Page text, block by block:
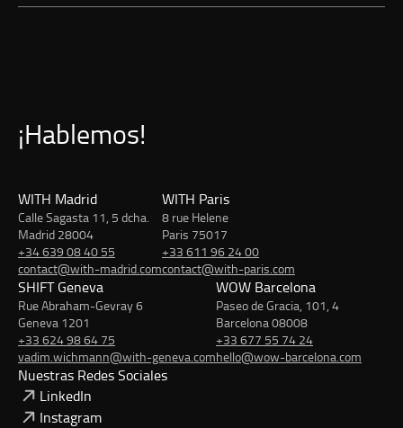
¡Hablemos!
WITH Madrid
Calle Sagasta 11, 5 dcha.
Madrid 28004
+34 639 08 40 55
contact@with-madrid.com
WITH Paris
8 rue Helene
Paris 75017
+33 611 96 24 00
contact@with-paris.com
SHIFT Geneva
Rue Abraham-Gevray 6
Geneva 1201
+33 624 98 64 75
vadim.wichmann@with-geneva.com
WOW Barcelona
Paseo de Gracia, 101, 4
Barcelona 08008
+33 677 55 74 24
hello@wow-barcelona.com
Nuestras Redes Sociales
LinkedIn
Instagram